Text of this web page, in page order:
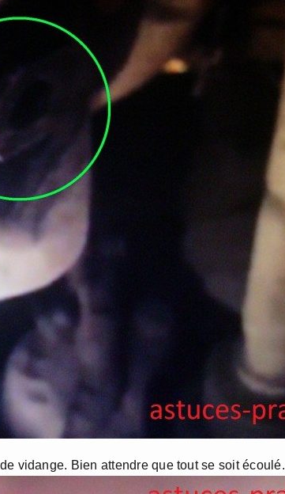
vidange. Bien attendre que tout se soit écoulé.